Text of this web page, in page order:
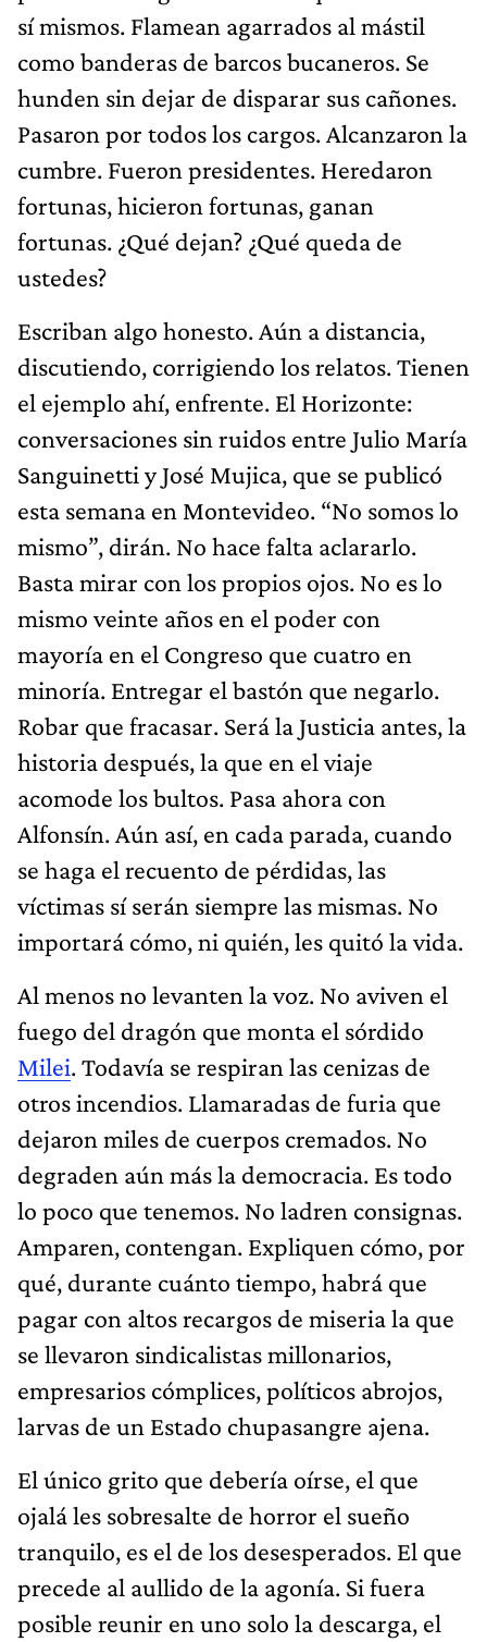
sí mismos. Flamean agarrados al mástil
como banderas de barcos bucaneros. Se
hunden sin dejar de disparar sus cañones.
Pasaron por todos los cargos. Alcanzaron la
cumbre. Fueron presidentes. Heredaron
fortunas, hicieron fortunas, ganan
fortunas. ¿Qué dejan? ¿Qué queda de
ustedes?
Escriban algo honesto. Aún a distancia,
discutiendo, corrigiendo los relatos. Tienen
el ejemplo ahí, enfrente. El Horizonte:
conversaciones sin ruidos entre Julio María
Sanguinetti y José Mujica, que se publicó
esta semana en Montevideo. “No somos lo
mismo”, dirán. No hace falta aclararlo.
Basta mirar con los propios ojos. No es lo
mismo veinte años en el poder con
mayoría en el Congreso que cuatro en
minoría. Entregar el bastón que negarlo.
Robar que fracasar. Será la Justicia antes, la
historia después, la que en el viaje
acomode los bultos. Pasa ahora con
Alfonsín. Aún así, en cada parada, cuando
se haga el recuento de pérdidas, las
víctimas sí serán siempre las mismas. No
importará cómo, ni quién, les quitó la vida.
Al menos no levanten la voz. No aviven el
fuego del dragón que monta el sórdido
Milei. Todavía se respiran las cenizas de
otros incendios. Llamaradas de furia que
dejaron miles de cuerpos cremados. No
degraden aún más la democracia. Es todo
lo poco que tenemos. No ladren consignas.
Amparen, contengan. Expliquen cómo, por
qué, durante cuánto tiempo, habrá que
pagar con altos recargos de miseria la que
se llevaron sindicalistas millonarios,
empresarios cómplices, políticos abrojos,
larvas de un Estado chupasangre ajena.
El único grito que debería oírse, el que
ojalá les sobresalte de horror el sueño
tranquilo, es el de los desesperados. El que
precede al aullido de la agonía. Si fuera
posible reunir en uno solo la descarga, el